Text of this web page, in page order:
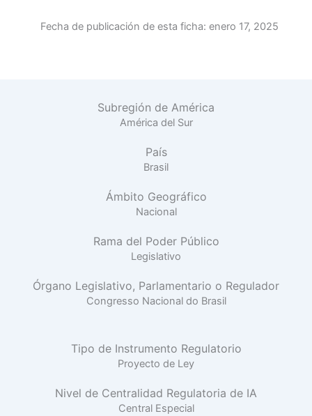
Fecha de publicación de esta ficha: enero 17, 2025
Subregión de América
América del Sur
País
Brasil
Ámbito Geográfico
Nacional
Rama del Poder Público
Legislativo
Órgano Legislativo, Parlamentario o Regulador
Congresso Nacional do Brasil
Tipo de Instrumento Regulatorio
Proyecto de Ley
Nivel de Centralidad Regulatoria de IA
Central Especial